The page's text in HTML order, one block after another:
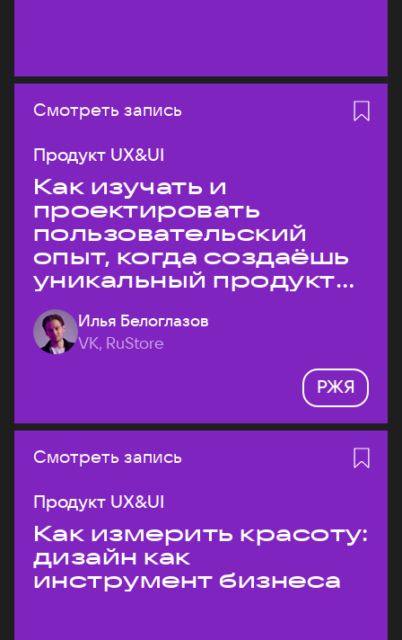
Смотреть запись
Продукт UX&UI
Как изучать и
проектировать
пользовательский
опыт, когда создаёшь
уникальный продукт
на рынке?
Илья Белоглазов
VK, RuStore
РЖЯ
Смотреть запись
Продукт UX&UI
Как измерить красоту:
дизайн как
инструмент бизнеса